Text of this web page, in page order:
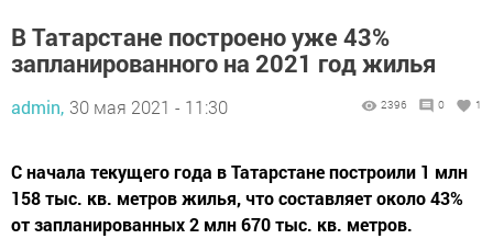
В Татарстане построено уже 43%
запланированного на 2021 год жилья
admin, 30 мая 2021 - 11:30 2396 0 1
​​​​​​​С начала текущего года в Татарстане построили 1 млн
158 тыс. кв. метров жилья, что составляет около 43%
от запланированных 2 млн 670 тыс. кв. метров.